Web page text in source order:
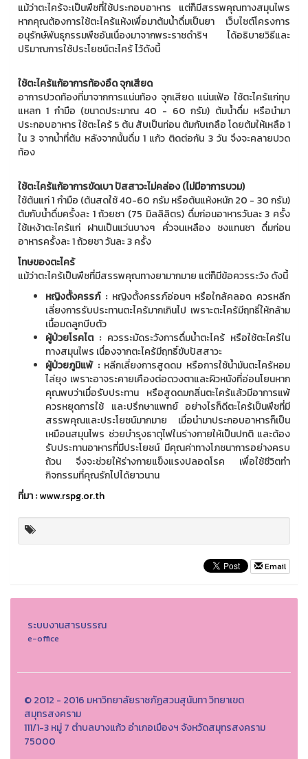
แม้ว่าตะไคร้จะเป็นพืชที่ใช้ประกอบอาหาร แต่ก็มีสรรพคุณทางสมุนไพร
หากคุณต้องการใช้ตะไคร้แห้งเพื่อมาต้มน้ำดื่มเป็นยา เว็บไซต์โครงการ
อนุรักษ์พันธุกรรมพืชอันเนื่องมาจากพระราชดำริฯ ได้อธิบายวิธีและ
ปริมาณการใช้ประโยชน์ตะไคร้ ไว้ดังนี้
ใช้ตะไคร้แก้อาการท้องอืด จุกเสียด
อาการปวดท้องที่มาจากการแน่นท้อง จุกเสียด แน่นเฟ้อ ใช้ตะไคร้แก่ทุบ
แหลก 1 กำมือ (ขนาดประมาณ 40 - 60 กรัม) ต้มน้ำดื่ม หรือนำมา
ประกอบอาหาร ใช้ตะไคร้ 5 ต้น สับเป็นท่อน ต้มกับเกลือ โดยต้มให้เหลือ 1
ใน 3 จากน้ำที่ต้ม หลังจากนั้นดื่ม 1 แก้ว ติดต่อกัน 3 วัน จึงจะคลายปวด
ท้อง
ใช้ตะไคร้แก้อาการขัดเบา ปัสสาวะไม่คล่อง (ไม่มีอาการบวม)
ใช้ต้นแก่ 1 กำมือ (ต้นสดใช้ 40-60 กรัม หรือต้นแห้งหนัก 20 - 30 กรัม)
ต้มกับน้ำดื่มครั้งละ 1 ถ้วยชา (75 มิลลิลิตร) ดื่มก่อนอาหารวันละ 3 ครั้ง
ใช้เหง้าตะไคร้แก่ ฝานเป็นแว่นบางๆ คั่วจนเหลือง ชงแทนชา ดื่มก่อน
อาหารครั้งละ 1 ถ้วยชา วันละ 3 ครั้ง
โทษของตะไคร้
แม้ว่าตะไคร้เป็นพืชที่มีสรรพคุณทางยามากมาย แต่ก็มีข้อควรระวัง ดังนี้
หญิงตั้งครรภ์ :หญิงตั้งครรภ์อ่อนๆ หรือใกล้คลอด ควรหลีก
เลี่ยงการรับประทานตะไคร้มากเกินไป เพราะตะไคร้มีฤทธิ์ให้กล้าม
เนื้อมดลูกบีบตัว
ผู้ป่วยโรคไต : ควรระมัดระวังการดื่มน้ำตะไคร้ หรือใช้ตะไคร้ใน
ทางสมุนไพร เนื่องจากตะไคร้มีฤทธิ์ขับปัสสาวะ
ผู้ป่วยภูมิแพ้ :หลีกเลี่ยงการสูดดม หรือการใช้น้ำมันตะไคร้หอม
ไล่ยุง เพราะอาจระคายเคืองต่อดวงตาและผิวหนังที่อ่อนโยนหาก
คุณพบว่าเมื่อรับประทาน หรือสูดดมกลิ่นตะไคร้แล้วมีอาการแพ้
ควรหยุดการใช้ และปรึกษาแพทย์ อย่างไรก็ดีตะไคร้เป็นพืชที่มี
สรรพคุณและประโยชน์มากมาย เมื่อนำมาประกอบอาหารก็เป็น
เหมือนสมุนไพร ช่วยบำรุงธาตุไฟในร่างกายให้เป็นปกติ และต้อง
รับประทานอาหารที่มีประโยชน์ มีคุณค่าทางโภชนาการอย่างครบ
ถ้วน จึงจะช่วยให้ร่างกายแข็งแรงปลอดโรค เพื่อใช้ชีวิตทำ
กิจกรรมที่คุณรักไปได้ยาวนาน
ที่มา :www.rspg.or.th
Email
ระบบงานสารบรรณ
e-office
© 2012 - 2016 มหาวิทยาลัยราชภัฏสวนสุนันทา วิทยาเขต
สมุทรสงคราม
111/1-3 หมู่ 7 ตำบลบางแก้ว อำเภอเมืองฯ จังหวัดสมุทรสงคราม
75000